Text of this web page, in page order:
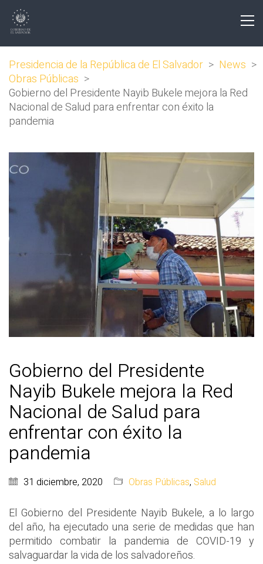
Presidencia de la República de El Salvador > News >
Obras Públicas >
Gobierno del Presidente Nayib Bukele mejora la Red
Nacional de Salud para enfrentar con éxito la
pandemia
Gobierno del Presidente
Nayib Bukele mejora la Red
Nacional de Salud para
enfrentar con éxito la
pandemia
31 diciembre, 2020 Obras Públicas, Salud
El Gobierno del Presidente Nayib Bukele, a lo largo
del año, ha ejecutado una serie de medidas que han
permitido combatir la pandemia de COVID-19 y
salvaguardar la vida de los salvadoreños.